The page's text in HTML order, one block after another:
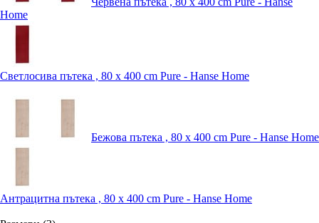
Home
Светлосива пътека , 80 x 400 cm Pure - Hanse Home
Бежова пътека , 80 x 400 cm Pure - Hanse Home
Антрацитна пътека , 80 x 400 cm Pure - Hanse Home